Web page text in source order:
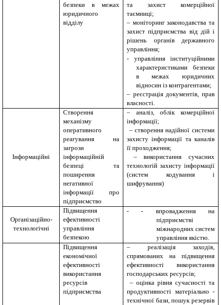
безпеки в межах
юридичного
відділу
та захист комерційної
таємниці;
– моніторинг законодавства та
захист підприємства від дій і
рішень органів державного
управління;
-
управління інституційними
характеристиками безпеки
в межах юридичних
відносин із контрагентами;
– реєстрація документів, прав
власності.
Інформаційні
Створення
механізму
оперативного
реагування на
загрози
інформаційній
безпеці та
поширення
негативної
інформації про
підприємство
– аналіз, облік комерційної
інформації;
– створення надійної системи
захисту інформації та каналів
її проходження;
– використання сучасних
технологій захисту інформації
(систем кодування і
шифрування)
Організаційно-
технологічні
Підвищення
ефективності
управління
безпекою
- - впровадження на
підприємстві
міжнародних систем
управління якістю.
Підвищення
економічної
ефективності
використання
ресурсів
підприємства
– реалізація заходів,
спрямованих на підвищення
ефективності використання
господарських ресурсів;
– оцінка рівня сучасності та
продуктивності матеріально -
технічної бази, пошук резервів